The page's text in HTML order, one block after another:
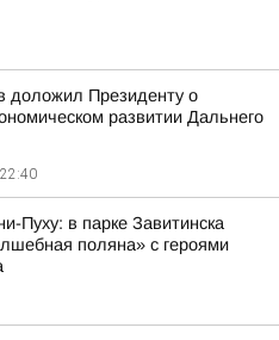
доложил Президенту о
развитии Дальнего
Пуху: в парке Завитинска
поляна» с героями